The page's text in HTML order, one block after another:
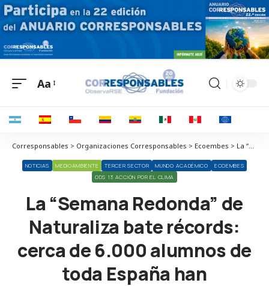
Aa
Corresponsables > Organizaciones Corresponsables > Ecoembes > La “Semana Redonda” de Naturaliza bate récords: cerca de 6.000 alumnos de toda España han participado en su cuarta edición
NOTICIAS MEDIOAMBIENTE TERCER SECTOR MUNDO ACADÉMICO
ECOEMBES
ODS 13 ACCIÓN POR EL CLIMA
La “Semana Redonda” de
Naturaliza bate récords:
cerca de 6.000 alumnos de
toda España han